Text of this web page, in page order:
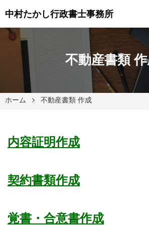
中村たかし行政書士事務所
不動産書類
ホーム 不動産書類 作成
内容証明作成
契約書類作成
覚書・合意書作成